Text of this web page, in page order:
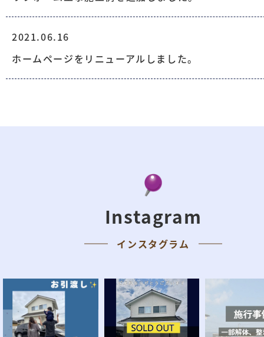
2021.06.16
ホームページをリニューアルしました。
Instagram
インスタグラム